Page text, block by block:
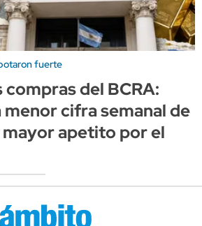
fuerte
compras del BCRA:
cifra semanal de
apetito por el